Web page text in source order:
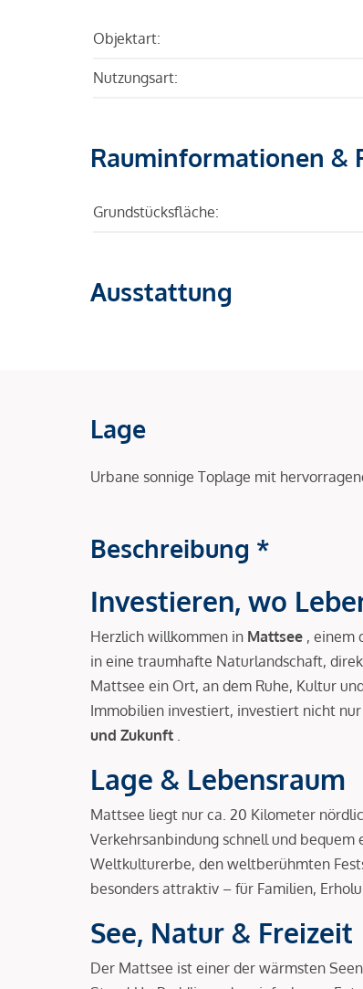
Objektart:
Nutzungsart:
Rauminformationen &
Grundstücksfläche:
Ausstattung
Lage
Urbane sonnige Toplage mit
Beschreibung *
Investieren, wo
Herzlich willkommen in Mattsee , einem
in eine traumhafte Naturlandschaft,
Mattsee ein Ort, an dem Ruhe, Kultur
Immobilien investiert, investiert nicht
und Zukunft
Lage & Lebensraum
Mattsee liegt nur ca. 20 Kilometer
Verkehrsanbindung schnell und
Weltkulturerbe, den weltberühmten
besonders attraktiv – für Familien,
See, Natur & Freizeit
Der Mattsee ist einer der wärmsten